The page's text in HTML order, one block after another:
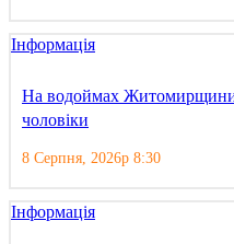
Інформація
На водоймах Житомирщини
чоловіки
8 Серпня, 2026р 8:30
Інформація